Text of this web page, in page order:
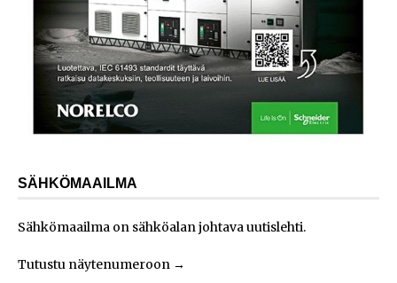
SÄHKÖMAAILMA
Sähkömaailma on sähköalan johtava uutislehti.
Tutustu näytenumeroon →